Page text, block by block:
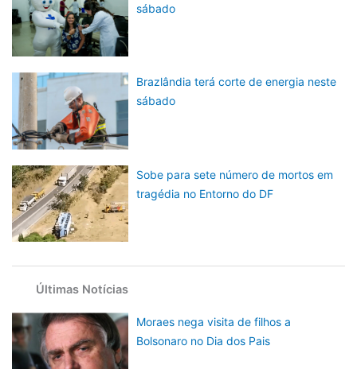
sábado
Brazlândia terá corte de energia neste
sábado
Sobe para sete número de mortos em
tragédia no Entorno do DF
Últimas Notícias
Moraes nega visita de filhos a
Bolsonaro no Dia dos Pais